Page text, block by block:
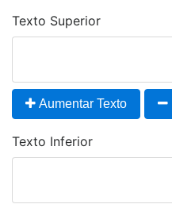
Texto Superior
Aumentar Texto
Texto Inferior